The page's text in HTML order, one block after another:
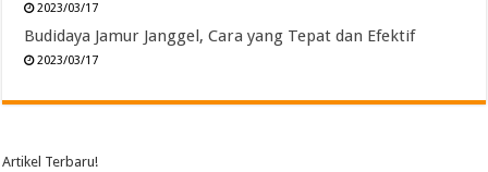
2023/03/17
Budidaya Jamur Janggel, Cara yang Tepat dan Efektif
2023/03/17
Artikel Terbaru!